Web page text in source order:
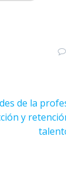
de la
y